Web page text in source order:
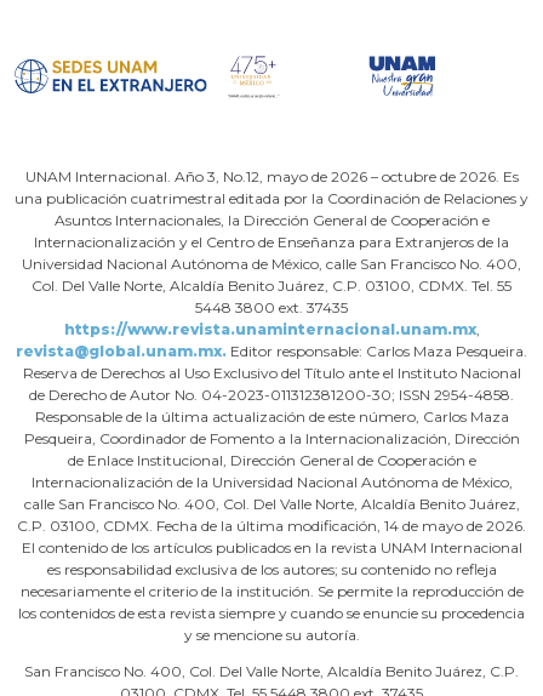
UNAM Internacional. Año 3, No.12, mayo de 2026 – octubre de 2026. Es
una publicación cuatrimestral editada por la Coordinación de Relaciones y
Asuntos Internacionales, la Dirección General de Cooperación e
Internacionalización y el Centro de Enseñanza para Extranjeros de la
Universidad Nacional Autónoma de México, calle San Francisco No. 400,
Col. Del Valle Norte, Alcaldía Benito Juárez, C.P. 03100, CDMX. Tel. 55
5448 3800 ext. 37435
https://www.revista.unaminternacional.unam.mx,
revista@global.unam.mx. Editor responsable: Carlos Maza Pesqueira.
Reserva de Derechos al Uso Exclusivo del Título ante el Instituto Nacional
de Derecho de Autor No. 04-2023-011312381200-30; ISSN 2954-4858.
Responsable de la última actualización de este número, Carlos Maza
Pesqueira, Coordinador de Fomento a la Internacionalización, Dirección
de Enlace Institucional, Dirección General de Cooperación e
Internacionalización de la Universidad Nacional Autónoma de México,
calle San Francisco No. 400, Col. Del Valle Norte, Alcaldía Benito Juárez,
C.P. 03100, CDMX. Fecha de la última modificación, 14 de mayo de 2026.
El contenido de los artículos publicados en la revista UNAM Internacional
es responsabilidad exclusiva de los autores; su contenido no refleja
necesariamente el criterio de la institución. Se permite la reproducción de
los contenidos de esta revista siempre y cuando se enuncie su procedencia
y se mencione su autoría.
San Francisco No. 400, Col. Del Valle Norte, Alcaldía Benito Juárez, C.P.